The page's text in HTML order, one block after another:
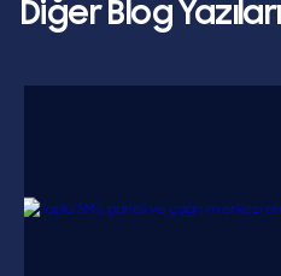
Diğer Blog